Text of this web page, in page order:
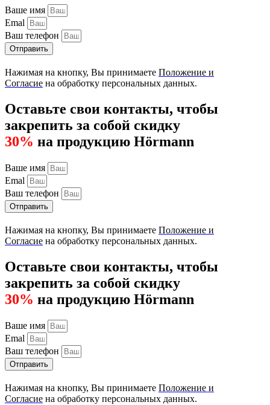
Ваше имя
Emal
Ваш телефон
Отправить
Нажимая на кнопку, Вы принимаете Положение и
Согласие на обработку персональных данных.
Оставьте свои контакты, чтобы
закрепить за собой скидку
30% на продукцию Hörmann
Ваше имя
Emal
Ваш телефон
Отправить
Нажимая на кнопку, Вы принимаете Положение и
Согласие на обработку персональных данных.
Оставьте свои контакты, чтобы
закрепить за собой скидку
30% на продукцию Hörmann
Ваше имя
Emal
Ваш телефон
Отправить
Нажимая на кнопку, Вы принимаете Положение и
Согласие на обработку персональных данных.